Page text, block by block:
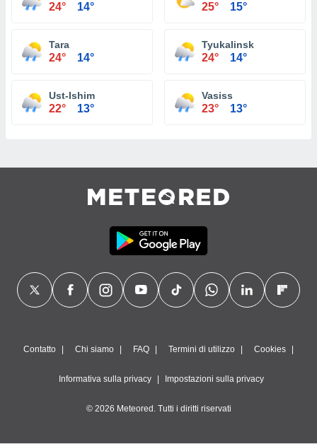
24° 14° 25° 15°
Tara
24° 14°
Tyukalinsk
24° 14°
Ust-Ishim
22° 13°
Vasiss
23° 13°
Contatto Chi siamo FAQ Termini di utilizzo Cookies
Informativa sulla privacy Impostazioni sulla privacy
© 2026 Meteored. Tutti i diritti riservati